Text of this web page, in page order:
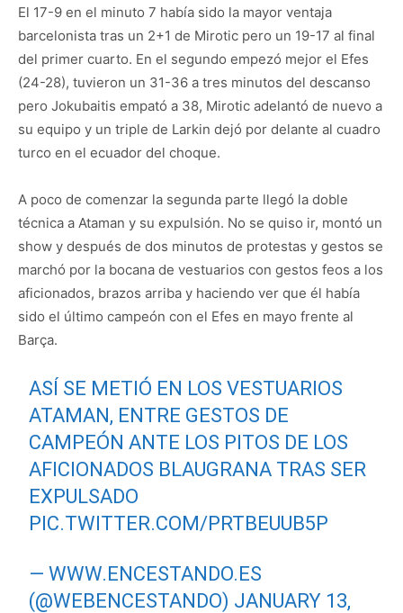
El 17-9 en el minuto 7 había sido la mayor ventaja
barcelonista tras un 2+1 de Mirotic pero un 19-17 al final
del primer cuarto. En el segundo empezó mejor el Efes
(24-28), tuvieron un 31-36 a tres minutos del descanso
pero Jokubaitis empató a 38, Mirotic adelantó de nuevo a
su equipo y un triple de Larkin dejó por delante al cuadro
turco en el ecuador del choque.
A poco de comenzar la segunda parte llegó la doble
técnica a Ataman y su expulsión. No se quiso ir, montó un
show y después de dos minutos de protestas y gestos se
marchó por la bocana de vestuarios con gestos feos a los
aficionados, brazos arriba y haciendo ver que él había
sido el último campeón con el Efes en mayo frente al
Barça.
ASÍ SE METIÓ EN LOS VESTUARIOS
ATAMAN, ENTRE GESTOS DE
CAMPEÓN ANTE LOS PITOS DE LOS
AFICIONADOS BLAUGRANA TRAS SER
EXPULSADO
PIC.TWITTER.COM/PRTBEUUB5P
— WWW.ENCESTANDO.ES
(@WEBENCESTANDO) JANUARY 13,